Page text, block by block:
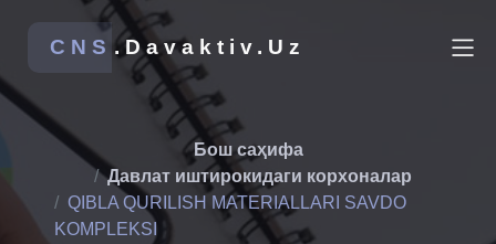
CNS .Davaktiv.Uz
Бош саҳифа
Давлат иштирокидаги корхоналар
QIBLA QURILISH MATERIALLARI SAVDO
KOMPLEKSI